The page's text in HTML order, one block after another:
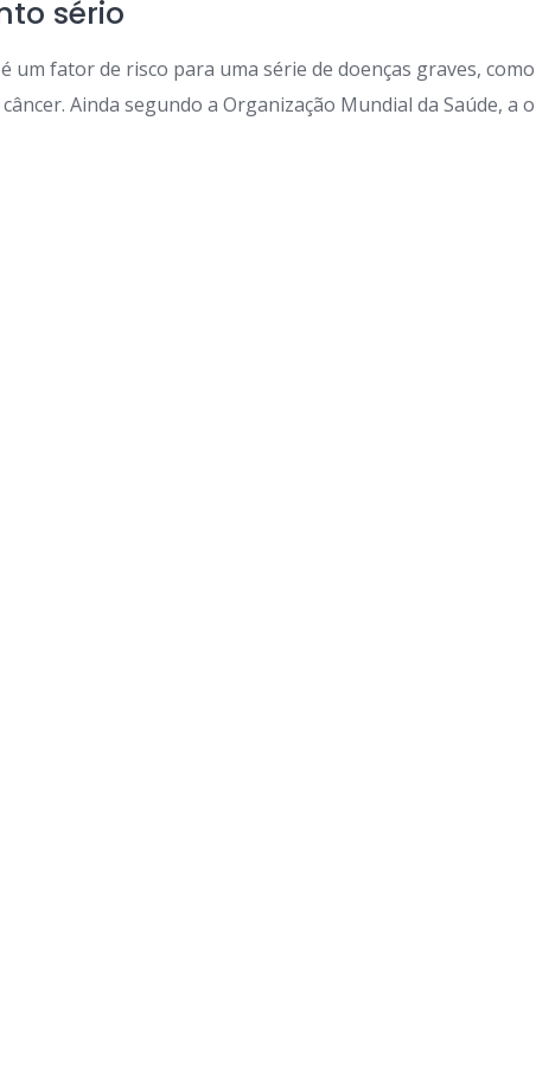
sério
um fator de risco para uma série de doenças graves,
Ainda segundo a Organização Mundial da Saúde,